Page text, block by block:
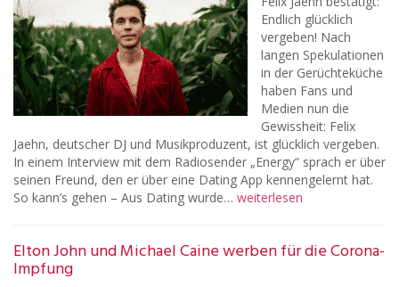
Endlich glücklich
vergeben! Nach
langen Spekulationen
in der Gerüchteküche
haben Fans und
Medien nun die
Gewissheit: Felix
Jaehn, deutscher DJ und Musikproduzent, ist glücklich vergeben.
In einem Interview mit dem Radiosender „Energy“ sprach er über
seinen Freund, den er über eine Dating App kennengelernt hat.
So kann’s gehen – Aus Dating wurde… weiterlesen
Elton John und Michael Caine werben für die Corona-
Impfung